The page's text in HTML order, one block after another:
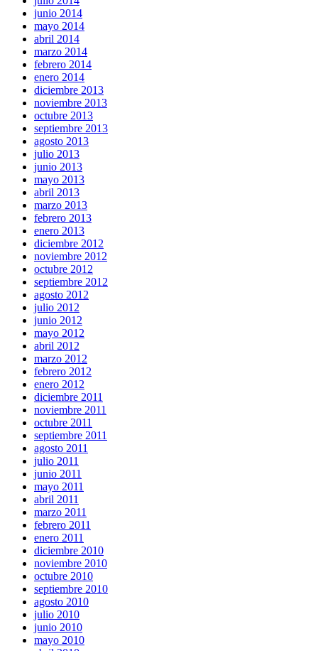
junio 2014
mayo 2014
abril 2014
marzo 2014
febrero 2014
enero 2014
diciembre 2013
noviembre 2013
octubre 2013
septiembre 2013
agosto 2013
julio 2013
junio 2013
mayo 2013
abril 2013
marzo 2013
febrero 2013
enero 2013
diciembre 2012
noviembre 2012
octubre 2012
septiembre 2012
agosto 2012
julio 2012
junio 2012
mayo 2012
abril 2012
marzo 2012
febrero 2012
enero 2012
diciembre 2011
noviembre 2011
octubre 2011
septiembre 2011
agosto 2011
julio 2011
junio 2011
mayo 2011
abril 2011
marzo 2011
febrero 2011
enero 2011
diciembre 2010
noviembre 2010
octubre 2010
septiembre 2010
agosto 2010
julio 2010
junio 2010
mayo 2010